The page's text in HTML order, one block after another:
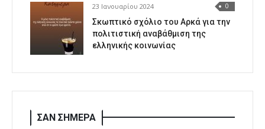
23 Ιανουαρίου 2024 0
Σκωπτικό σχόλιο του Αρκά για την
πολιτιστική αναβάθμιση της
ελληνικής κοινωνίας
ΣΑΝ ΣΗΜΕΡΑ